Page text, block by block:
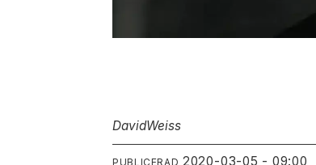
DavidWeiss
PUBLICERAD 2020-03-05 - 09:00